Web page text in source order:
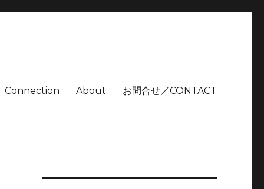
Connection About お問合せ／CONTACT